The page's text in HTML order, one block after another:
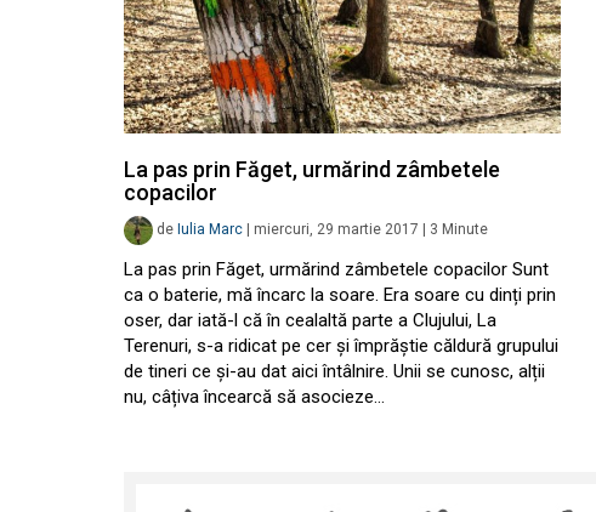
La pas prin Făget, urmărind zâmbetele
copacilor
de Iulia Marc miercuri, 29 martie 2017 3 Minute
La pas prin Făget, urmărind zâmbetele copacilor Sunt
ca o baterie, mă încarc la soare. Era soare cu dinți prin
oser, dar iată-l că în cealaltă parte a Clujului, La
Terenuri, s-a ridicat pe cer și împrăștie căldură grupului
de tineri ce și-au dat aici întâlnire. Unii se cunosc, alții
nu, câțiva încearcă să asocieze…